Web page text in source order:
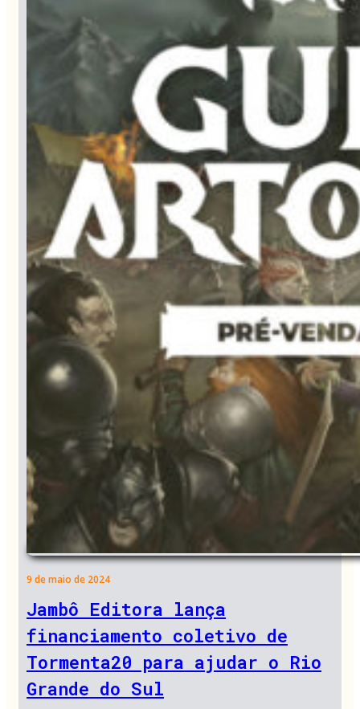
9 de maio de 2024
Jambô Editora lança
financiamento coletivo de
Tormenta20 para ajudar o Rio
Grande do Sul